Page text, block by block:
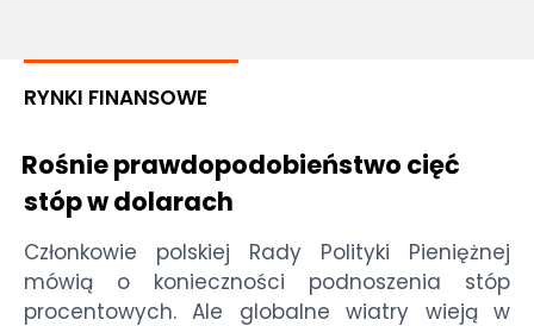
RYNKI FINANSOWE
Rośnie prawdopodobieństwo cięć
stóp w dolarach
Członkowie polskiej Rady Polityki Pieniężnej
mówią o konieczności podnoszenia stóp
procentowych. Ale globalne wiatry wieją w